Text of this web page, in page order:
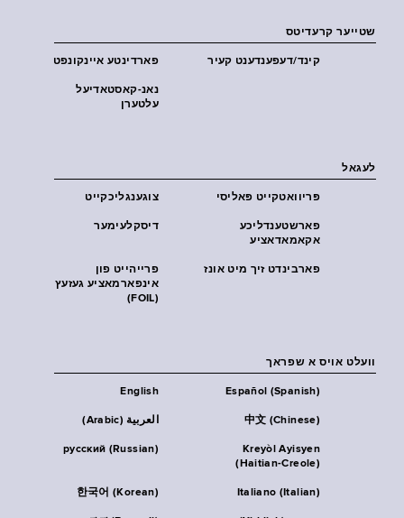
שטייער קרעדיטס
פארדינטע איינקונפט קינד/דעפענדענט קעיר
נאנ-קאסטאדיעל
עלטערן
לעגאל
צוגענגליכקייט פּריוואטקייט פּאליסי
דיסקלעימער
פארשטענדליכע
אקאמאדאציע
פרייהייט פון
אינפארמאציע געזעץ
(FOIL)
פארבינדט זיך מיט אונז
וועלט אויס א שפראך
English Español (Spanish)
العربية (Arabic) 中文 (Chinese)
русский (Russian)
Kreyòl Ayisyen
(Haitian-Creole)
한국어 (Korean) Italiano (Italian)